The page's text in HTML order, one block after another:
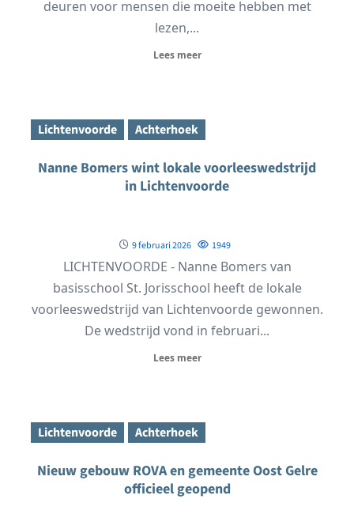
deuren voor mensen die moeite hebben met
lezen,...
Lees meer
Lichtenvoorde Achterhoek
Nanne Bomers wint lokale voorleeswedstrijd
in Lichtenvoorde
9 februari 2026 1949
LICHTENVOORDE - Nanne Bomers van
basisschool St. Jorisschool heeft de lokale
voorleeswedstrijd van Lichtenvoorde gewonnen.
De wedstrijd vond in februari...
Lees meer
Lichtenvoorde Achterhoek
Nieuw gebouw ROVA en gemeente Oost Gelre
officieel geopend